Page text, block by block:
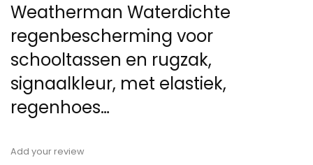
Weatherman Waterdichte
regenbescherming voor
schooltassen en rugzak,
signaalkleur, met elastiek,
regenhoes…
Add your review